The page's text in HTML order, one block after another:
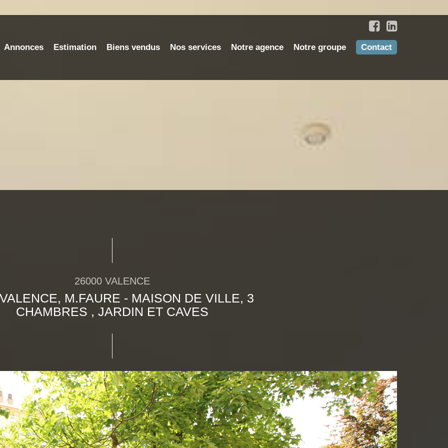
Annonces Estimation Biens vendus Nos services Notre agence Notre groupe Contact
26000 VALENCE
M.FAURE - MAISON DE VILLE, 3
CHAMBRES , JARDIN ET CAVES